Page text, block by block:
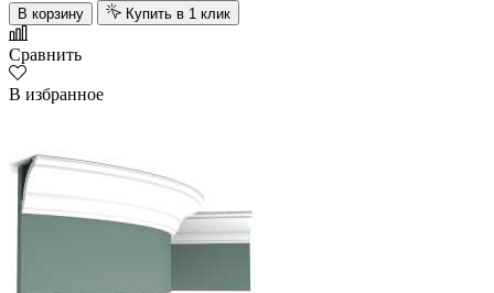
В корзину Купить в 1 клик
Сравнить
В избранное